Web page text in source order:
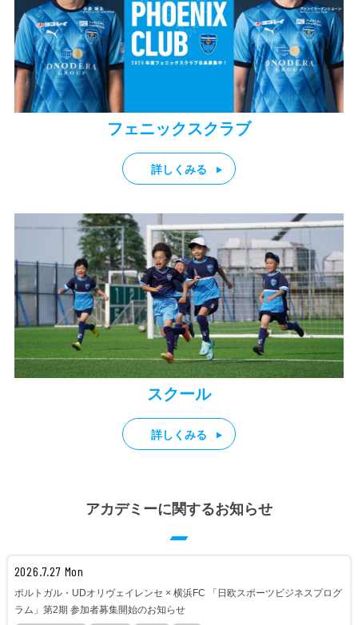
フェニックスクラブ
詳しくみる
スクール
詳しくみる
アカデミーに関するお知らせ
2026.7.27 Mon
ポルトガル・UDオリヴェイレンセ × 横浜FC 「日欧スポーツビジネスプログ
ラム」第2期 参加者募集開始のお知らせ